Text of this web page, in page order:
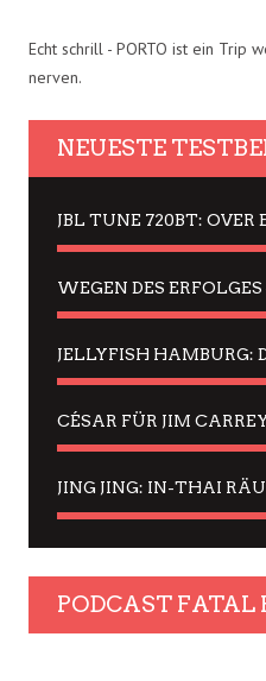
Echt schrill - PORTO ist ein Trip
nerven.
NEUESTE
PODCAST FATAL